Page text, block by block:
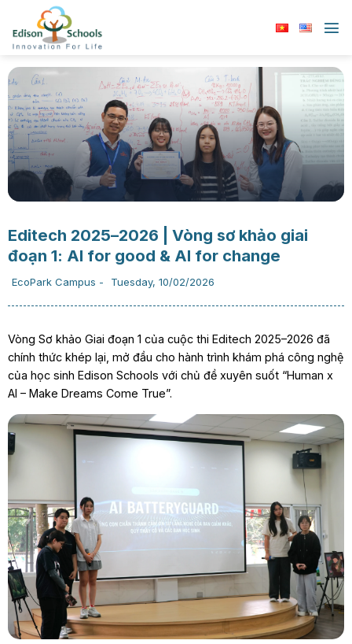
nội
Editech 2025–2026 | Vòng sơ khảo giai
đoạn 1: AI for good & AI for change
EcoPark Campus - Tuesday, 10/02/2026
Vòng Sơ khảo Giai đoạn 1 của cuộc thi Editech 2025–2026 đã
chính thức khép lại, mở đầu cho hành trình khám phá công nghệ
của học sinh Edison Schools với chủ đề xuyên suốt “Human x
AI – Make Dreams Come True”.